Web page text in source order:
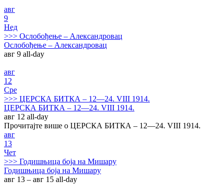
авг
9
Нед
>>> Ослобођење – Александровац
Ослобођење – Александровац
авг 9 all-day
авг
12
Сре
>>> ЦЕРСКА БИТКА – 12—24. VIII 1914.
ЦЕРСКА БИТКА – 12—24. VIII 1914.
авг 12 all-day
Прочитајте више о ЦЕРСКА БИТКА – 12—24. VIII 1914.
авг
13
Чет
>>> Годишњица боја на Мишару
Годишњица боја на Мишару
авг 13 – авг 15 all-day